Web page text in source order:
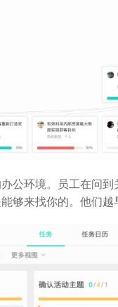
公环境。员工在问
够来找你的。他们越